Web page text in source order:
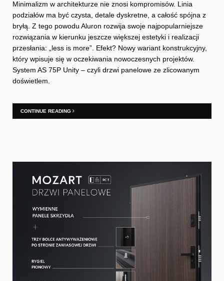
Minimalizm w architekturze nie znosi kompromisów. Linia
podziałów ma być czysta, detale dyskretne, a całość spójna z
bryłą. Z tego powodu Aluron rozwija swoje najpopularniejsze
rozwiązania w kierunku jeszcze większej estetyki i realizacji
przesłania: „less is more”. Efekt? Nowy wariant konstrukcyjny,
który wpisuje się w oczekiwania nowoczesnych projektów.
System AS 75P Unity – czyli drzwi panelowe ze zlicowanym
doświetlem.
CONTINUE READING